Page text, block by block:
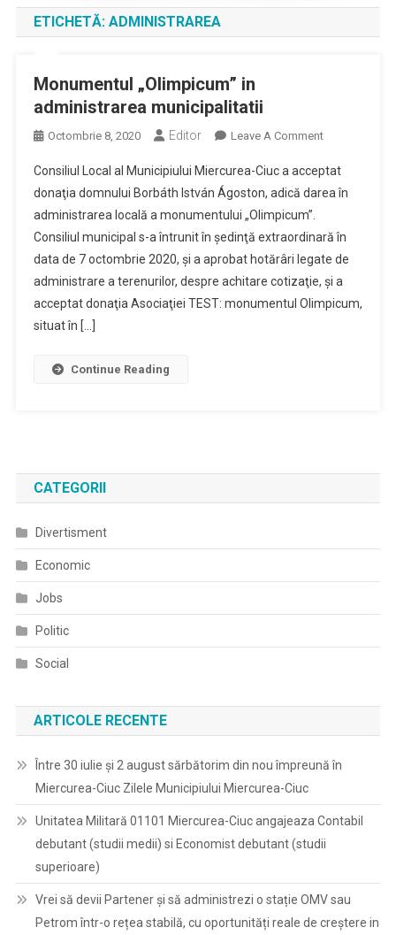
ETICHETĂ: ADMINISTRAREA
Monumentul „Olimpicum” in
administrarea municipalitatii
Octombrie 8, 2020 Editor Leave A CommentOn
„Olimpicum”
In
Municipalitatii
Consiliul Local al Municipiului Miercurea-Ciuc a acceptat
donaţia domnului Borbáth István Ágoston, adică darea în
administrarea locală a monumentului „Olimpicum”.
Consiliul municipal s-a întrunit în şedinţă extraordinară în
data de 7 octombrie 2020, şi a aprobat hotărâri legate de
administrare a terenurilor, despre achitare cotizaţie, şi a
acceptat donaţia Asociaţiei TEST: monumentul Olimpicum,
situat în […]
Continue Reading
CATEGORII
Divertisment
Economic
Jobs
Politic
Social
ARTICOLE RECENTE
Între 30 iulie și 2 august sărbătorim din nou împreună în
Miercurea-Ciuc Zilele Municipiului Miercurea-Ciuc
Unitatea Militară 01101 Miercurea-Ciuc angajeaza Contabil
debutant (studii medii) si Economist debutant (studii
superioare)
Vrei să devii Partener și să administrezi o stație OMV sau
Petrom într-o rețea stabilă, cu oportunități reale de creștere in